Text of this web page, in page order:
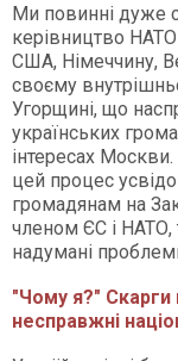
Ми повинні дуже
керівництво
США, Німеччину,
своєму
Угорщині, що
українських
інтересах
цей процес
громадянам на
членом ЄС і
надумані
"Чому я?" Скарги
несправжні